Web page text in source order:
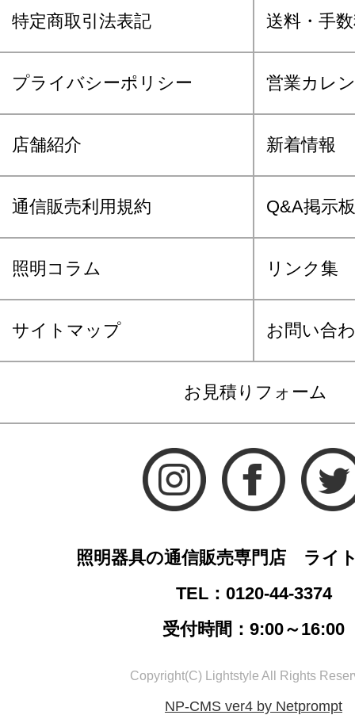
特定商取引法表記 送料・手
プライバシーポリシー 営業カレ
店舗紹介 新着情報
通信販売利用規約 Q&A掲示板
照明コラム リンク集
サイトマップ お問い合
お見積りフォーム
照明器具の通信販売専門店 ライ
TEL：0120-44-3374
受付時間：9:00～16:00
Copyright(C) Lightstyle All Rights
NP-CMS ver4 by Netprompt